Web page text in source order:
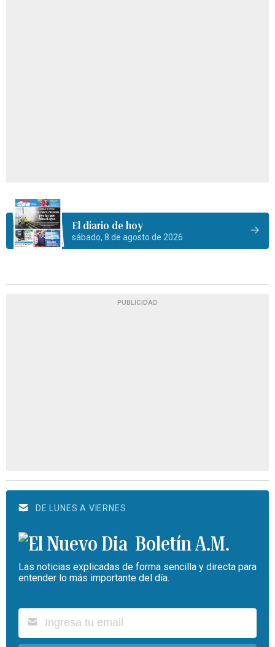
El diario de hoy
sábado, 8 de agosto de 2026
PUBLICIDAD
DE LUNES A VIERNES
Boletín A.M.
Las noticias explicadas de forma sencilla y directa para
entender lo más importante del día.